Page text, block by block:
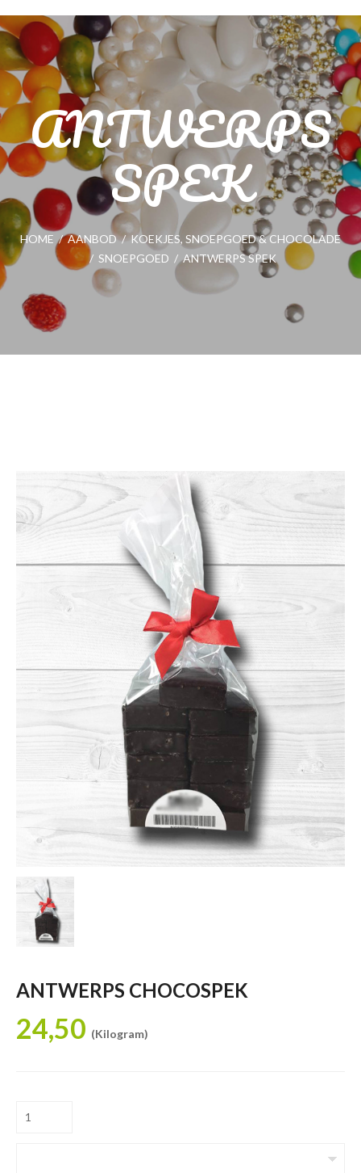
ANTWERPS
SPEK
HOME / AANBOD / KOEKJES, SNOEPGOED & CHOCOLADE
/ SNOEPGOED / ANTWERPS SPEK
ANTWERPS CHOCOSPEK
24,50 (Kilogram)